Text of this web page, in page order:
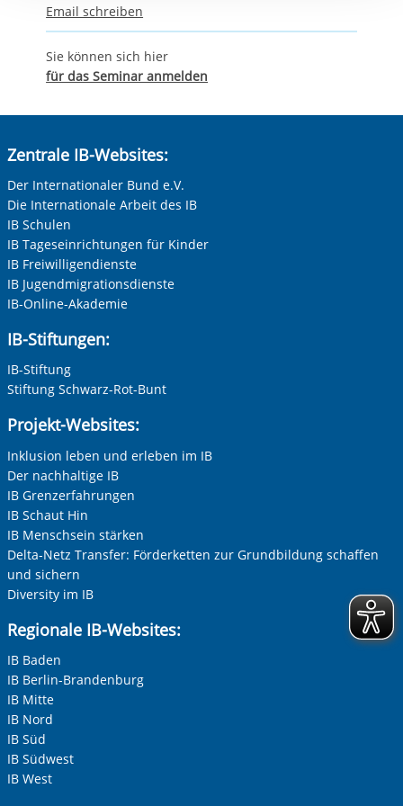
Email schreiben
Sie können sich hier
für das Seminar anmelden
Zentrale IB-Websites:
Der Internationaler Bund e.V.
Die Internationale Arbeit des IB
IB Schulen
IB Tageseinrichtungen für Kinder
IB Freiwilligendienste
IB Jugendmigrationsdienste
IB-Online-Akademie
IB-Stiftungen:
IB-Stiftung
Stiftung Schwarz-Rot-Bunt
Projekt-Websites:
Inklusion leben und erleben im IB
Der nachhaltige IB
IB Grenzerfahrungen
IB Schaut Hin
IB Menschsein stärken
Delta-Netz Transfer: Förderketten zur Grundbildung schaffen
und sichern
Diversity im IB
Regionale IB-Websites:
IB Baden
IB Berlin-Brandenburg
IB Mitte
IB Nord
IB Süd
IB Südwest
IB West